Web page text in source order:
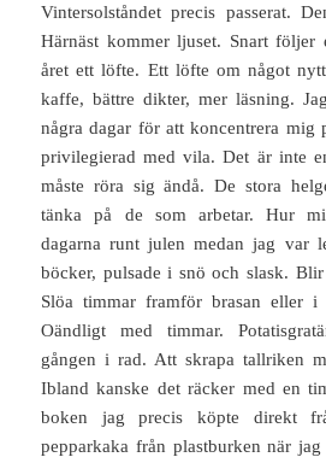
Vintersolståndet precis passerat.
Härnäst kommer ljuset. Snart följer
året ett löfte. Ett löfte om något
kaffe, bättre dikter, mer läsning.
några dagar för att koncentrera mig
privilegierad med vila. Det är inte
måste röra sig ändå. De stora
tänka på de som arbetar. Hur
dagarna runt julen medan jag var
böcker, pulsade i snö och slask.
Slöa timmar framför brasan eller
Oändligt med timmar.
gången i rad. Att skrapa tallriken
Ibland kanske det räcker med en
boken jag precis köpte direkt
pepparkaka från plastburken när